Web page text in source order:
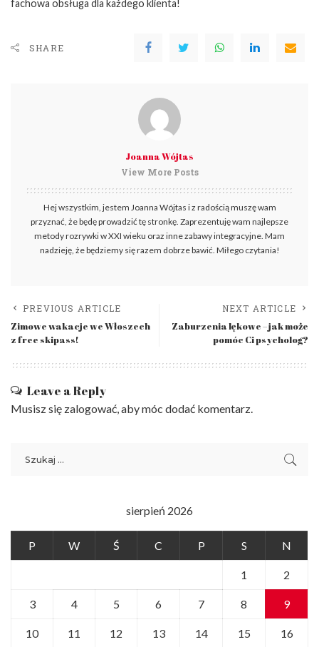
fachowa obsługa dla każdego klienta!
SHARE
Joanna Wójtas
View More Posts
Hej wszystkim, jestem Joanna Wójtas i z radością muszę wam
przyznać, że będę prowadzić tę stronkę. Zaprezentuję wam najlepsze
metody rozrywki w XXI wieku oraz inne zabawy integracyjne. Mam
nadzieję, że będziemy się razem dobrze bawić. Miłego czytania!
PREVIOUS ARTICLE
Zimowe wakacje we Włoszech
z free skipass!
NEXT ARTICLE
Zaburzenia lękowe – jak może
pomóc Ci psycholog?
Leave a Reply
Musisz się zalogować, aby móc dodać komentarz.
sierpień 2026
P W Ś C P S N
1 2
3 4 5 6 7 8 9
10 11 12 13 14 15 16